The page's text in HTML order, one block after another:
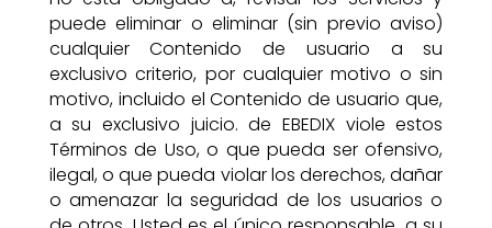
puede eliminar o eliminar (sin previo aviso)
cualquier Contenido de usuario a su
exclusivo criterio, por cualquier motivo o sin
motivo, incluido el Contenido de usuario que,
a su exclusivo juicio. de EBEDIX viole estos
Términos de Uso, o que pueda ser ofensivo,
ilegal, o que pueda violar los derechos, dañar
o amenazar la seguridad de los usuarios o